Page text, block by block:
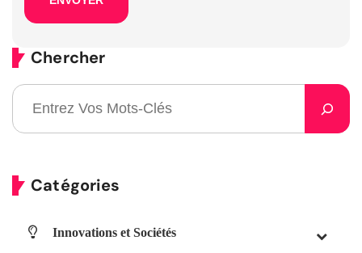
Chercher
Catégories
Innovations et Sociétés